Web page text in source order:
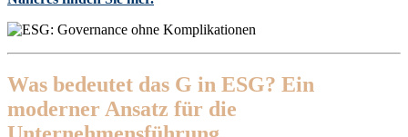
Was bedeutet das G in ESG? Ein
moderner Ansatz für die